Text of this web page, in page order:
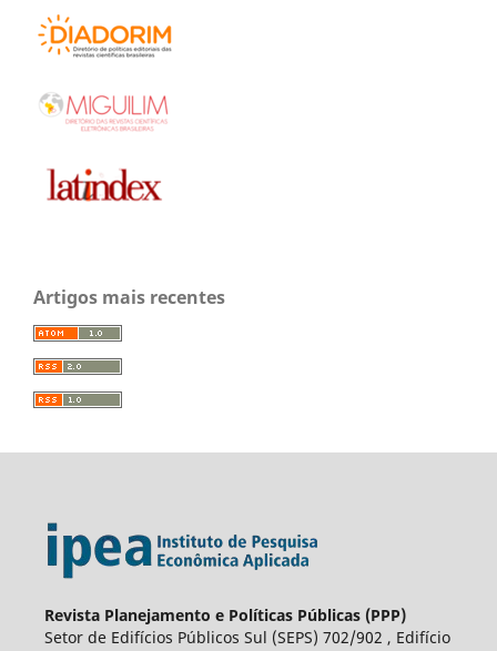
Artigos mais recentes
Revista Planejamento e Políticas Públicas (PPP)
Setor de Edifícios Públicos Sul (SEPS) 702/902 , Edifício